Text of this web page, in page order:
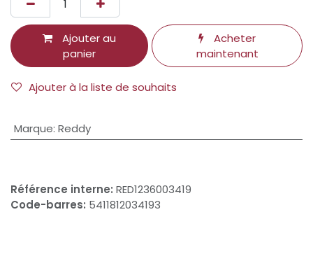
Ajouter au
panier
Acheter
maintenant
Ajouter à la liste de souhaits
Marque: Reddy
Référence interne: RED1236003419
Code-barres: 5411812034193